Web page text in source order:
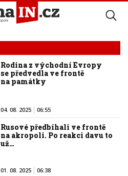
Rodina z východní Evropy
se předvedla ve frontě
na památky
04. 08. 2025 06:55
Rusové předbíhali ve frontě
na akropoli. Po reakci davu to
už…
01. 08. 2025 06:38